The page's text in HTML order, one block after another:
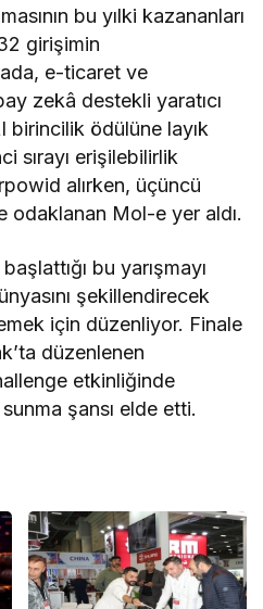
bu yılki kazananları
girişimin
e-ticaret ve
zekâ destekli yaratıcı
birincilik ödülüne layık
sırayı erişilebilirlik
alırken, üçüncü
odaklanan Mol-e yer aldı.
bu yarışmayı
şekillendirecek
için düzenliyor. Finale
düzenlenen
etkinliğinde
şansı elde etti.